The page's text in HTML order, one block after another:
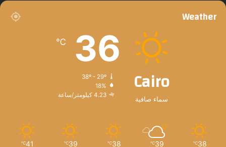
Weather
Cairo
سماء صافية
36
℃
38º - 29º
18%
4.23 كيلومتر/ساعة
38
℃
39
℃
38
℃
39
℃
41
℃